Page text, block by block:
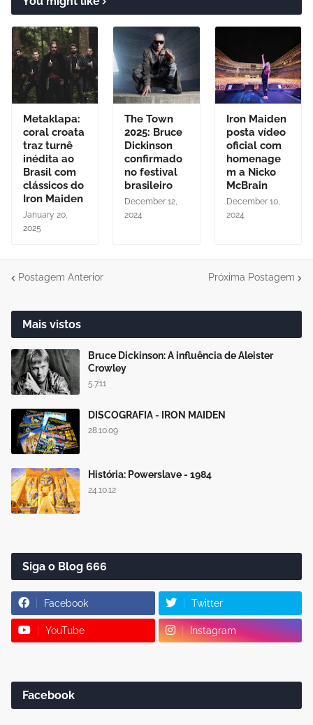
Metaklapa:
coral croata
traz turnê
inédita ao
Brasil com
clássicos do
Iron Maiden
January 20,
2025
The Town
2025: Bruce
Dickinson
confirmado
no festival
brasileiro
December 12,
2024
Iron Maiden
posta vídeo
oficial com
homenage
m a Nicko
McBrain
December 10,
2024
Postagem Anterior Próxima Postagem
Mais vistos
Bruce Dickinson: A influência de Aleister
Crowley
5.7.11
DISCOGRAFIA - IRON MAIDEN
28.10.09
História: Powerslave - 1984
24.10.12
Siga o Blog 666
Facebook Twitter
YouTube Instagram
Facebook